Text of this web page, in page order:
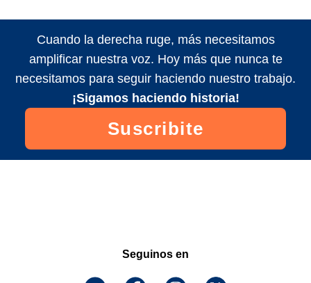
Cuando la derecha ruge, más necesitamos
amplificar nuestra voz. Hoy más que nunca te
necesitamos para seguir haciendo nuestro trabajo.
¡Sigamos haciendo historia!
Suscribite
Seguinos en